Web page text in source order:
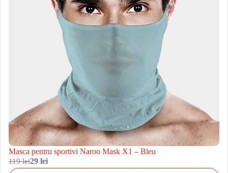
Masca pentru sportivi Naroo Mask X1 – Bleu
119 lei29 lei